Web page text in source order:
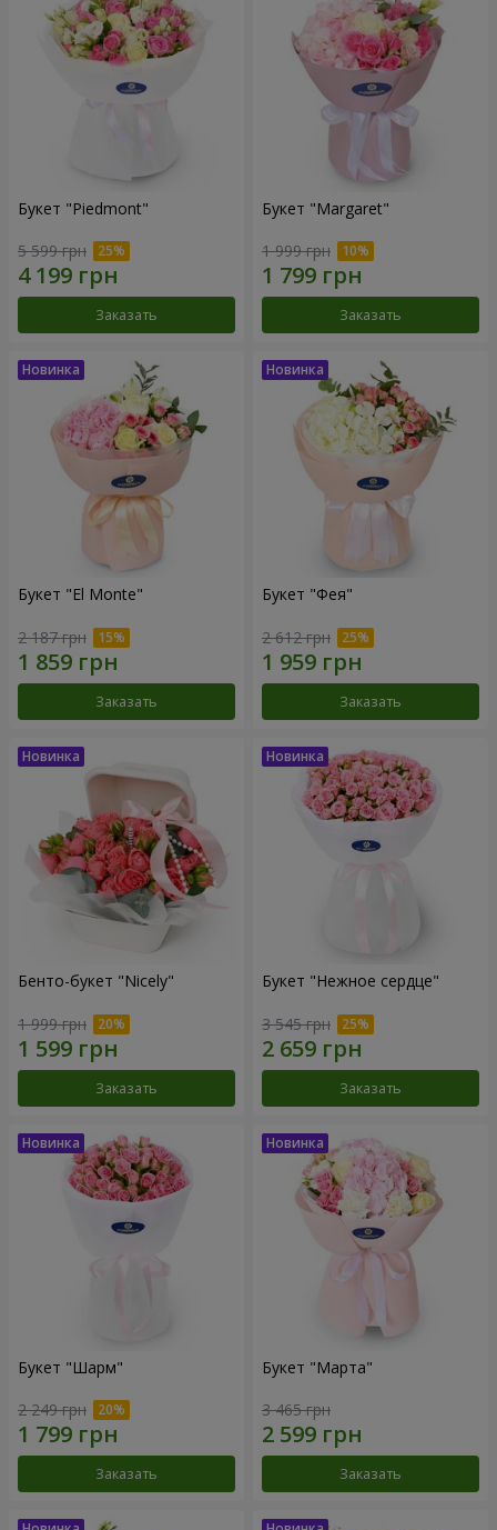
Букет "Piedmont"
5 599 грн
Заказать
Букет "Margaret"
1 999 грн
Заказать
Букет "El Monte"
2 187 грн
Заказать
Букет "Фея"
2 612 грн
Заказать
Бенто-букет "Nicely"
1 999 грн
Заказать
Букет "Нежное сердце"
3 545 грн
Заказать
Букет "Шарм"
2 249 грн
Заказать
Букет "Марта"
3 465 грн
Заказать